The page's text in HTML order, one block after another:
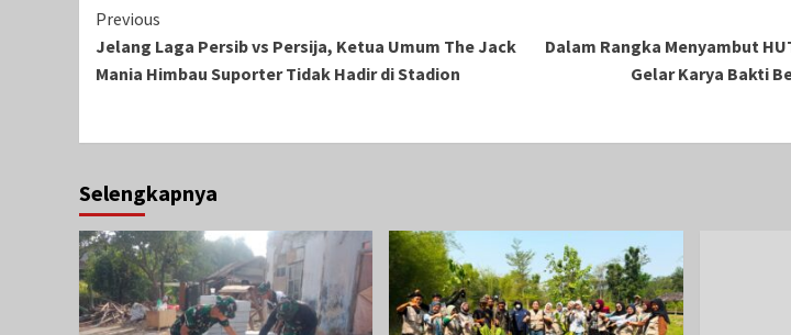
Continue
Reading
Previous
Jelang Laga Persib vs Persija, Ketua Umum The Jack
Mania Himbau Suporter Tidak Hadir di Stadion
Dalam Rangka Menyambut
Gelar Karya Bakti
Selengkapnya